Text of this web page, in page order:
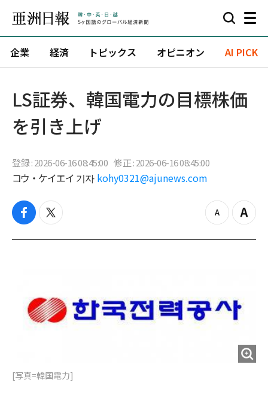
企業 経済 トピックス オピニオン AI PICK
LS証券、韓国電力の目標株価
を引き上げ
登録 : 2026-06-16 08:45:00 修正 : 2026-06-16 08:45:00
コウ・ケイエイ 기자 kohy0321@ajunews.com
f
c
t
i
z
o
Z
o
[写真=韓国電力]